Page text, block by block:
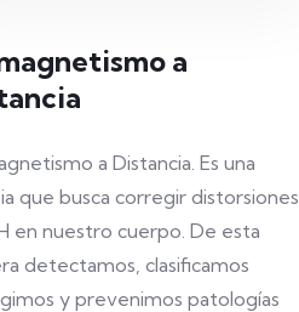
a
a Distancia. Es una
que busca corregir distorsiones
en nuestro cuerpo. De esta
detectamos, clasificamos
y prevenimos patologías